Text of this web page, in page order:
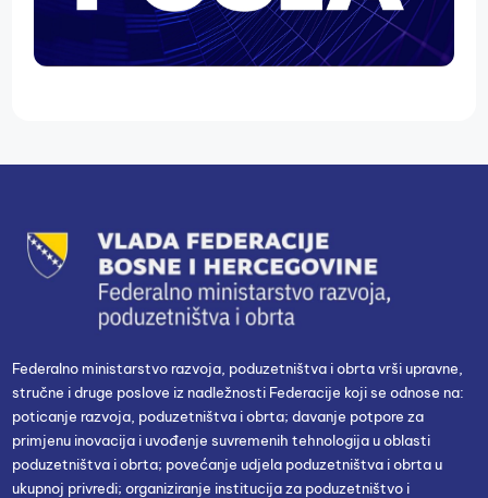
Federalno ministarstvo razvoja, poduzetništva i obrta vrši upravne,
stručne i druge poslove iz nadležnosti Federacije koji se odnose na:
poticanje razvoja, poduzetništva i obrta; davanje potpore za
primjenu inovacija i uvođenje suvremenih tehnologija u oblasti
poduzetništva i obrta; povećanje udjela poduzetništva i obrta u
ukupnoj privredi; organiziranje institucija za poduzetništvo i